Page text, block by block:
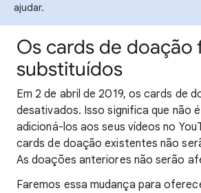
ajudar.
Os cards de doação
substituídos
Em 2 de abril de 2019, os cards de
desativados. Isso significa que não
adicioná-los aos seus vídeos no
cards de doação existentes não
As doações anteriores não serão
Faremos essa mudança para